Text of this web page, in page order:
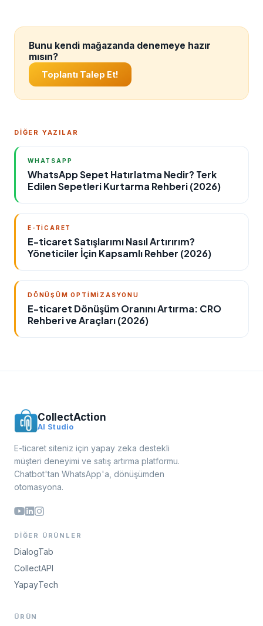
Bunu kendi mağazanda denemeye hazır
mısın?
Toplantı Talep Et!
DİĞER YAZILAR
WHATSAPP
WhatsApp Sepet Hatırlatma Nedir? Terk
Edilen Sepetleri Kurtarma Rehberi (2026)
E-TICARET
E-ticaret Satışlarımı Nasıl Artırırım?
Yöneticiler İçin Kapsamlı Rehber (2026)
DÖNÜŞÜM OPTIMIZASYONU
E-ticaret Dönüşüm Oranını Artırma: CRO
Rehberi ve Araçları (2026)
CollectAction
AI Studio
E-ticaret siteniz için yapay zeka destekli
müşteri deneyimi ve satış artırma platformu.
Chatbot'tan WhatsApp'a, dönüşümden
otomasyona.
DIĞER ÜRÜNLER
DialogTab
CollectAPI
YapayTech
ÜRÜN